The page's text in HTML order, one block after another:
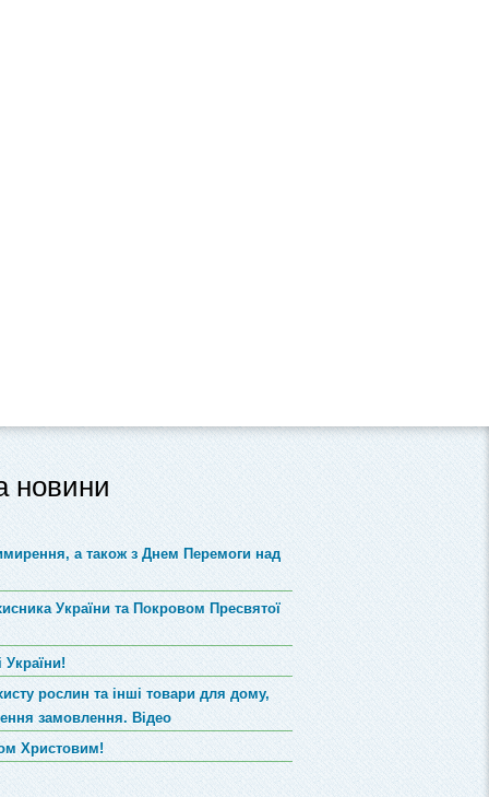
новини
а також з Днем Перемоги над
України та Покровом Пресвятої
України!
рослин та інші товари для дому,
замовлення. Відео
Христовим!